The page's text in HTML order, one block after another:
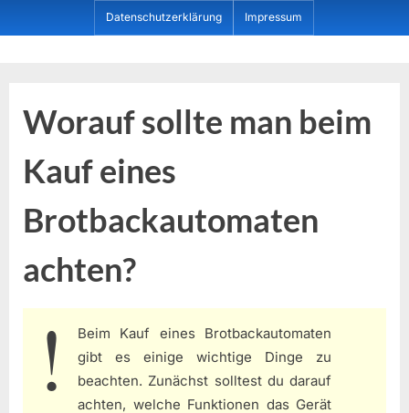
to
Datenschutzerklärung Impressum
Worauf sollte man beim
Kauf eines
Brotbackautomaten
achten?
Beim Kauf eines Brotbackautomaten
gibt es einige wichtige Dinge zu
beachten. Zunächst solltest du darauf
achten, welche Funktionen das Gerät